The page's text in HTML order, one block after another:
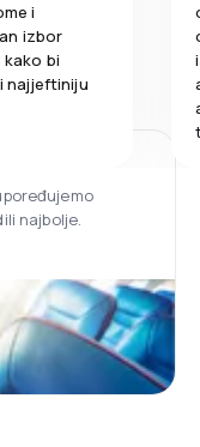
i
izbor
bi
najjeftiniju
najbolje.